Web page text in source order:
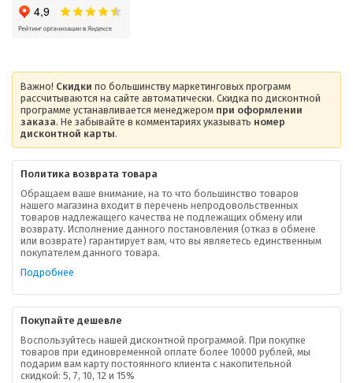
Важно! Скидки по большинству маркетинговых программ
рассчитываются на сайте автоматически. Скидка по дисконтной
программе устанавливается менеджером при оформлении
заказа. Не забывайте в комментариях указывать номер
дисконтной карты.
Политика возврата товара
Обращаем ваше внимание, на то что большинство товаров
нашего магазина входит в перечень непродовольственных
товаров надлежащего качества не подлежащих обмену или
возврату. Исполнение данного постановления (отказ в обмене
или возврате) гарантирует вам, что вы являетесь единственным
покупателем данного товара.
Подробнее
Покупайте дешевле
Воспользуйтесь нашей дисконтной программой. При покупке
товаров при единовременной оплате более 10000 рублей, мы
подарим вам карту постоянного клиента с накопительной
скидкой: 5, 7, 10, 12 и 15%
О компании
Ваша скидка
Контактная информация
В помощь покупателю